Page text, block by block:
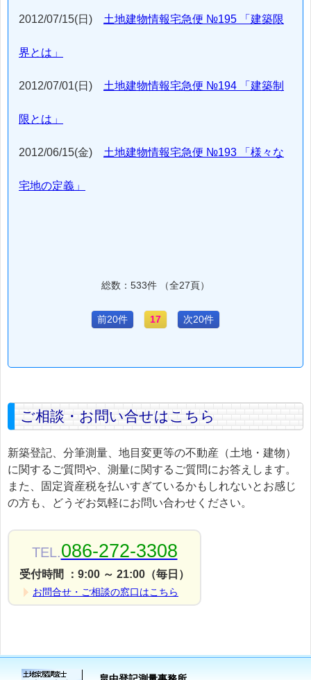
2012/07/15(日) 土地建物情報宅急便 №195 「建築限
界とは」
2012/07/01(日) 土地建物情報宅急便 №194 「建築制
限とは」
2012/06/15(金) 土地建物情報宅急便 №193 「様々な
宅地の定義」
総数：533件 （全27頁）
前20件 17 次20件
ご相談・お問い合せはこちら
新築登記、分筆測量、地目変更等の不動産（土地・建物）
に関するご質問や、測量に関するご質問にお答えします。
また、固定資産税を払いすぎているかもしれないとお感じ
の方も、どうぞお気軽にお問い合わせください。
TEL.086-272-3308
受付時間 ：9:00 ～ 21:00（毎日）
お問合せ・ご相談の窓口はこちら